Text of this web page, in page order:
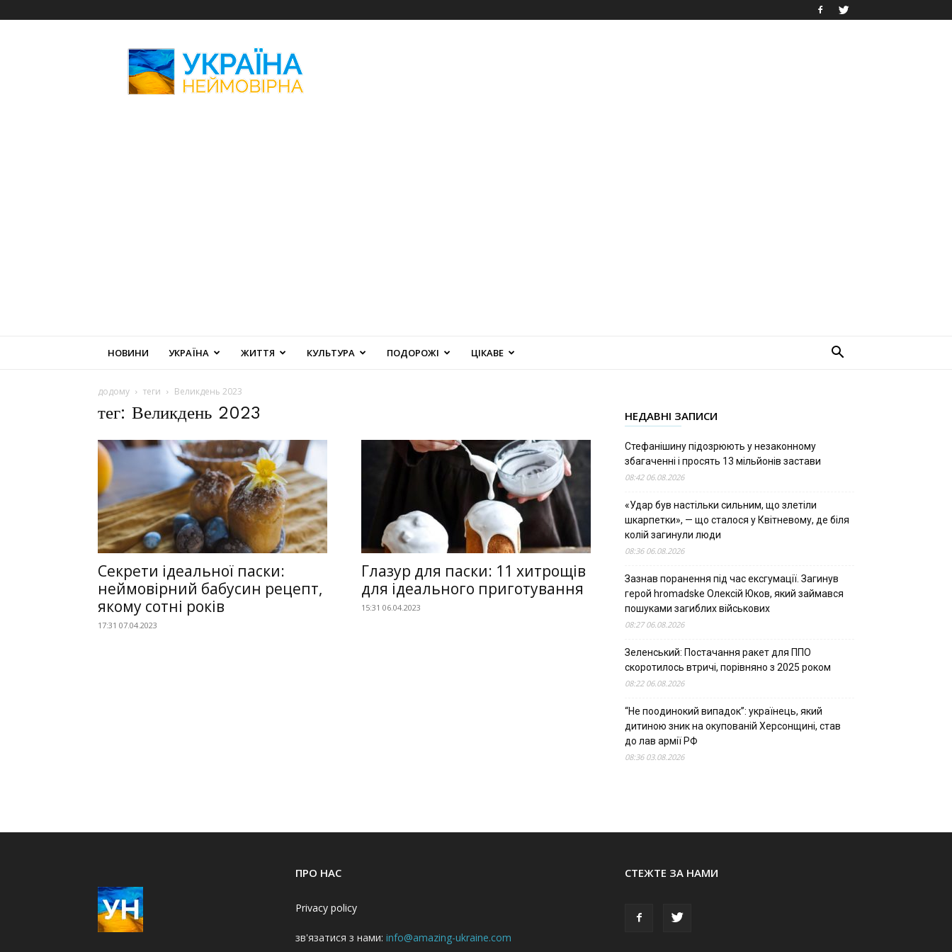
Неймовірна
НОВИНИ УКРАЇНА ЖИТТЯ КУЛЬТУРА ПОДОРОЖІ ЦІКАВЕ
додому теги Великдень 2023
тег: Великдень 2023
Секрети ідеальної паски:
неймовірний бабусин рецепт,
якому сотні років
17:31 07.04.2023
Глазур для паски: 11 хитрощів
для ідеального приготування
15:31 06.04.2023
НЕДАВНІ ЗАПИСИ
Стефанішину підозрюють у незаконному
збагаченні і просять 13 мільйонів застави
08:42 06.08.2026
«Удар був настільки сильним, що злетіли
шкарпетки», — що сталося у Квітневому, де біля
колій загинули люди
08:36 06.08.2026
Зазнав поранення під час ексгумації. Загинув
герой hromadske Олексій Юков, який займався
пошуками загиблих військових
08:27 06.08.2026
Зеленський: Постачання ракет для ППО
скоротилось втричі, порівняно з 2025 роком
08:22 06.08.2026
“Не поодинокий випадок”: українець, який
дитиною зник на окупованій Херсонщині, став
до лав армії РФ
08:36 03.08.2026
ПРО НАС
Privacy policy
зв'язатися з нами: info@amazing-ukraine.com
СТЕЖТЕ ЗА НАМИ